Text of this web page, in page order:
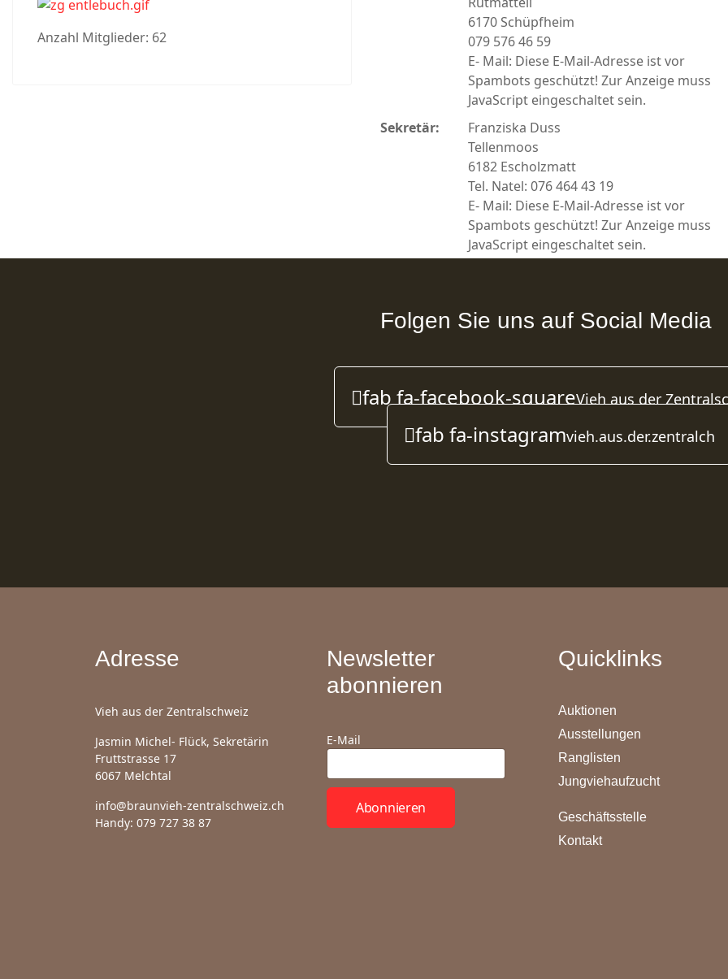
Anzahl Mitglieder: 62
6170 Schüpfheim
079 576 46 59
E- Mail: Diese E-Mail-Adresse ist vor
Spambots geschützt! Zur Anzeige muss
JavaScript eingeschaltet sein.
Sekretär:
Franziska Duss
Tellenmoos
6182 Escholzmatt
Tel. Natel: 076 464 43 19
E- Mail: Diese E-Mail-Adresse ist vor
Spambots geschützt! Zur Anzeige muss
JavaScript eingeschaltet sein.
Folgen Sie uns auf Social Media
fab fa-facebook-squareVieh aus der
fab fa-instagramvieh.aus.der.zentralch
Adresse
Vieh aus der Zentralschweiz
Jasmin Michel- Flück, Sekretärin
Fruttstrasse 17
6067 Melchtal
info@braunvieh-zentralschweiz.ch
Handy: 079 727 38 87
Newsletter
abonnieren
E-Mail
Abonnieren
Quicklinks
Auktionen
Ausstellungen
Ranglisten
Jungviehaufzucht
Geschäftsstelle
Kontakt